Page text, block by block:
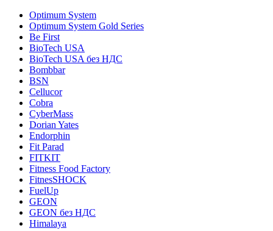
Optimum System
Optimum System Gold Series
Be First
BioTech USA
BioTech USA без НДС
Bombbar
BSN
Cellucor
Cobra
CyberMass
Dorian Yates
Endorphin
Fit Parad
FITKIT
Fitness Food Factory
FitnesSHOCK
FuelUp
GEON
GEON без НДС
Himalaya